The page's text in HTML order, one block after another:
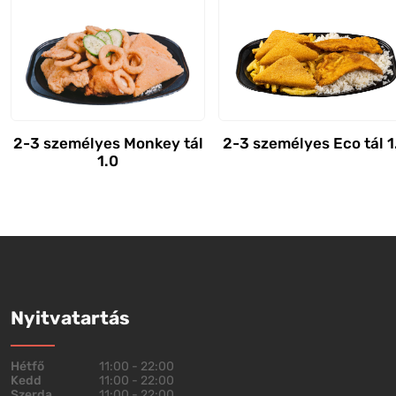
2-3 személyes Monkey tál
1.0
2-3 személyes Eco tál
Nyitvatartás
Hétfő
11:00 - 22:00
Kedd
11:00 - 22:00